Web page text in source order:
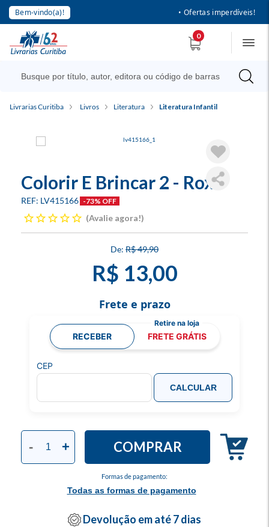
Bem-vindo(a)! • Ofertas imperdíveis!
0
Livrarias Curitiba Livros Literatura Literatura Infantil
Colorir E Brincar 2 - Roxo
LV415166 -73% OFF
Avalie agora!
R$ 49,90
R$ 13,00
Formas de pagamento:
Todas as formas de pagamento
- + COMPRAR
Frete e prazo
RECEBER FRETE GRÁTIS
CEP
CALCULAR
Devolução em até 7 dias